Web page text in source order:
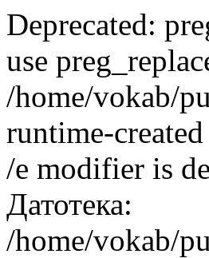
Deprecated:
use
/home/vokab/
runtime-
/e modifier is
Датотека:
/home/vokab/